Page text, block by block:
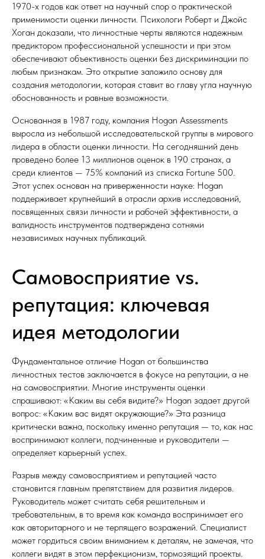
1970-х годов как ответ на научный спор о практической
применимости оценки личности. Психологи Роберт и Джойс
Хоган доказали, что личностные черты являются надежным
предиктором профессиональной успешности и при этом
обеспечивают объективность оценки без дискриминации по
любым признакам. Это открытие заложило основу для
создания методологии, которая ставит во главу угла научную
обоснованность и равные возможности.
Основанная в 1987 году, компания Hogan Assessments
выросла из небольшой исследовательской группы в мирового
лидера в области оценки личности. На сегодняшний день
проведено более 13 миллионов оценок в 190 странах, а
среди клиентов — 75% компаний из списка Fortune 500.
Этот успех основан на приверженности науке: Hogan
поддерживает крупнейший в отрасли архив исследований,
посвященных связи личности и рабочей эффективности, а
валидность инструментов подтверждена сотнями
независимых научных публикаций.
Самовосприятие vs.
репутация: ключевая
идея методологии
Фундаментальное отличие Hogan от большинства
личностных тестов заключается в фокусе на репутации, а не
на самовосприятии. Многие инструменты оценки
спрашивают: «Каким вы себя видите?» Hogan задает другой
вопрос: «Каким вас видят окружающие?» Эта разница
критически важна, поскольку именно репутация — то, как нас
воспринимают коллеги, подчиненные и руководители —
определяет карьерный успех.
Разрыв между самовосприятием и репутацией часто
становится главным препятствием для развития лидеров.
Руководитель может считать себя решительным и
требовательным, в то время как команда воспринимает его
как авторитарного и не терпящего возражений. Специалист
может гордиться своим вниманием к деталям, не замечая, что
коллеги видят в этом перфекционизм, тормозящий проекты.